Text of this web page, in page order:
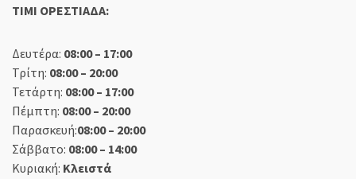
TIMI ΟΡΕΣΤΙΑΔΑ:
Δευτέρα: 08:00 – 17:00
Τρίτη: 08:00 – 20:00
Τετάρτη: 08:00 – 17:00
Πέμπτη: 08:00 – 20:00
Παρασκευή:08:00 – 20:00
Σάββατο: 08:00 – 14:00
Κυριακή: Κλειστά